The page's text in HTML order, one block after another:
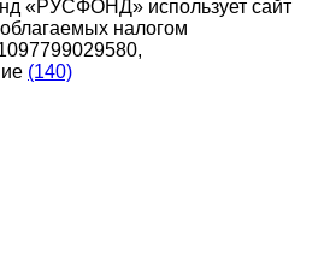
«РУСФОНД» использует сайт
налогом
(140)